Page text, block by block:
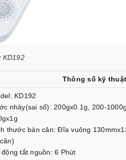
KD192
Thông số kỹ thuật
KD192
nhảy(sai số): 200gx0.1g, 200-
thước bàn cân: Đĩa vuông
tắt nguồn: 6 Phút